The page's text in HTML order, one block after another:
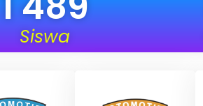
Siswa